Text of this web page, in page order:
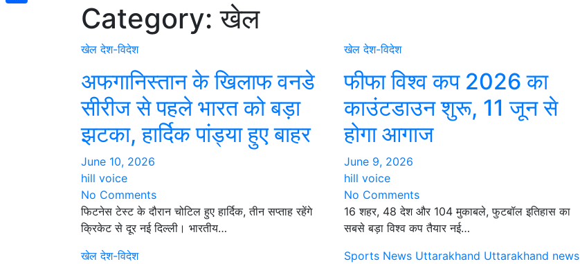
Category:खेल
खेल देश-विदेश
अफगानिस्तान के खिलाफ वनडे
सीरीज से पहले भारत को बड़ा
झटका, हार्दिक पांड्या हुए बाहर
June 10, 2026
hill voice
No Comments
फिटनेस टेस्ट के दौरान चोटिल हुए हार्दिक, तीन सप्ताह रहेंगे
क्रिकेट से दूर नई दिल्ली। भारतीय…
खेल देश-विदेश
फीफा विश्व कप 2026 का
काउंटडाउन शुरू, 11 जून से
होगा आगाज
June 9, 2026
hill voice
No Comments
16 शहर, 48 देश और 104 मुकाबले, फुटबॉल इतिहास का
सबसे बड़ा विश्व कप तैयार नई…
खेल देश-विदेश Sports News Uttarakhand Uttarakhand news